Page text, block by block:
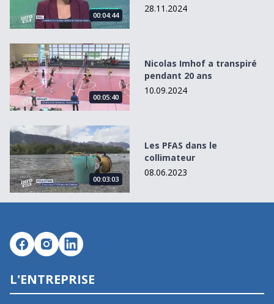
00:04:44
28.11.2024
Nicolas Imhof a transpiré pendant 20 ans
00:05:40
Nicolas Imhof a transpiré
pendant 20 ans
10.09.2024
Les PFAS dans le collimateur
00:03:03
Les PFAS dans le
collimateur
08.06.2023
L'ENTREPRISE